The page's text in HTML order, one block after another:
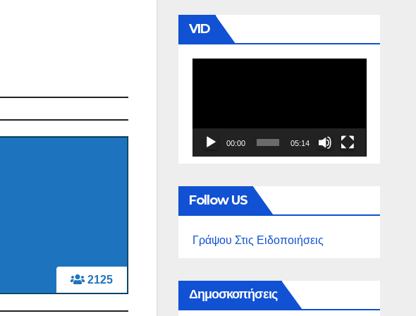
2125
VID
00:00 05:14
Follow US
Γράψου Στις Ειδοποιήσεις
Δημοσκοπήσεις